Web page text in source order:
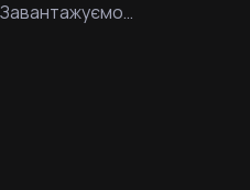
Завантажуємо…